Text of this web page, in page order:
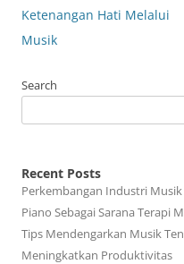
navigation
Ketenangan Hati Melalui
Musik
Search
Recent Posts
Perkembangan Industri
Piano Sebagai Sarana Terapi
Tips Mendengarkan Musik
Meningkatkan Produktivitas